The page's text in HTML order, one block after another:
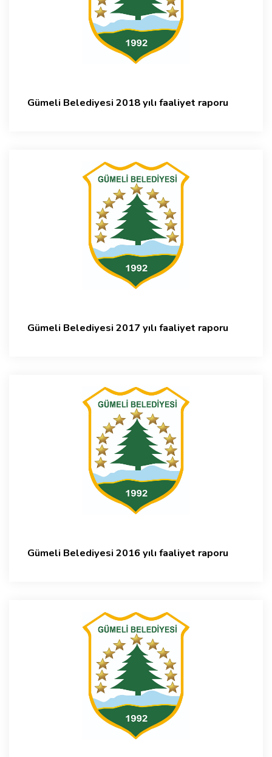
Gümeli Belediyesi 2018 yılı faaliyet raporu
Gümeli Belediyesi 2017 yılı faaliyet raporu
Gümeli Belediyesi 2016 yılı faaliyet raporu